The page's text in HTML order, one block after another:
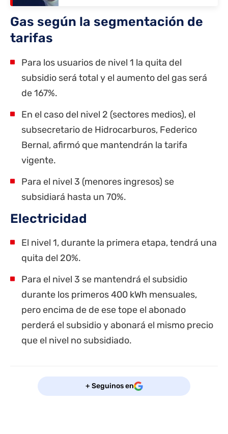
Gas según la segmentación de
tarifas
Para los usuarios de nivel 1 la quita del
subsidio será total y el aumento del gas será
de 167%.
En el caso del nivel 2 (sectores medios), el
subsecretario de Hidrocarburos, Federico
Bernal, afirmó que mantendrán la tarifa
vigente.
Para el nivel 3 (menores ingresos) se
subsidiará hasta un 70%.
Electricidad
El nivel 1, durante la primera etapa, tendrá una
quita del 20%.
Para el nivel 3 se mantendrá el subsidio
durante los primeros 400 kWh mensuales,
pero encima de de ese tope el abonado
perderá el subsidio y abonará el mismo precio
que el nivel no subsidiado.
+ Seguinos en